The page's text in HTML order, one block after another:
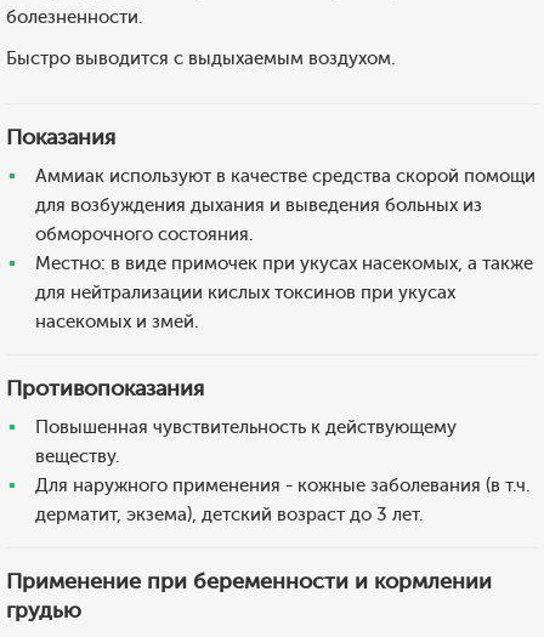
болезненности.
Быстро выводится с выдыхаемым воздухом.
Показания
Аммиак используют в качестве средства скорой помощи
для возбуждения дыхания и выведения больных из
обморочного состояния.
Местно: в виде примочек при укусах насекомых, а также
для нейтрализации кислых токсинов при укусах
насекомых и змей.
Противопоказания
Повышенная чувствительность к действующему
веществу.
Для наружного применения - кожные заболевания (в т.ч.
дерматит, экзема), детский возраст до 3 лет.
Применение при беременности и кормлении
грудью